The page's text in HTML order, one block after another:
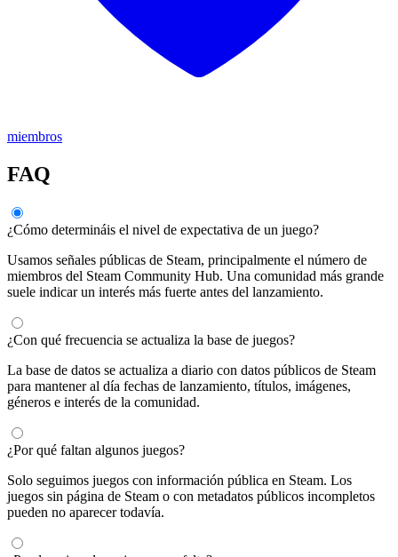
miembros
FAQ
¿Cómo determináis el nivel de expectativa de un juego?
Usamos señales públicas de Steam, principalmente el número de
miembros del Steam Community Hub. Una comunidad más grande
suele indicar un interés más fuerte antes del lanzamiento.
¿Con qué frecuencia se actualiza la base de juegos?
La base de datos se actualiza a diario con datos públicos de Steam
para mantener al día fechas de lanzamiento, títulos, imágenes,
géneros e interés de la comunidad.
¿Por qué faltan algunos juegos?
Solo seguimos juegos con información pública en Steam. Los
juegos sin página de Steam o con metadatos públicos incompletos
pueden no aparecer todavía.